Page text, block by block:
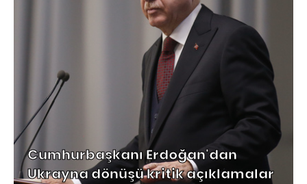
Cumhurbaşkanı Erdoğan'dan
Ukrayna dönüşü kritik açıklamalar